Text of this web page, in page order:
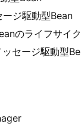
ジ駆動型Bean
のライフサイ
セージ駆動型